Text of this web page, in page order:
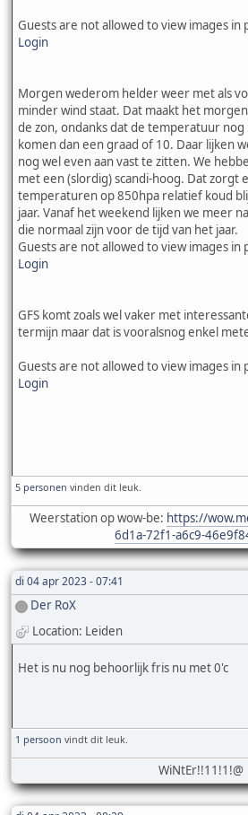
Guests are not allowed to view images in
Login
Morgen wederom helder weer met als
minder wind staat. Dat maakt het
de zon, ondanks dat de temperatuur
komen dan een graad of 10. Daar lijken
nog wel even aan vast te zitten. We
met een (slordig) scandi-hoog. Dat zorgt
temperaturen op 850hpa relatief koud
jaar. Vanaf het weekend lijken we meer
die normaal zijn voor de tijd van het jaar.
Guests are not allowed to view images in
Login
GFS komt zoals wel vaker met
termijn maar dat is vooralsnog enkel
Guests are not allowed to view images in
Login
5 personen vinden dit leuk.
Weerstation op wow-be: https://
6d1a-72f1-a6c9-
di 04 apr 2023 - 07:41
Der RoX
Location: Leiden
Het is nu nog behoorlijk fris nu met 0'c
1 persoon vindt dit leuk.
WiNtEr!!11!1!@